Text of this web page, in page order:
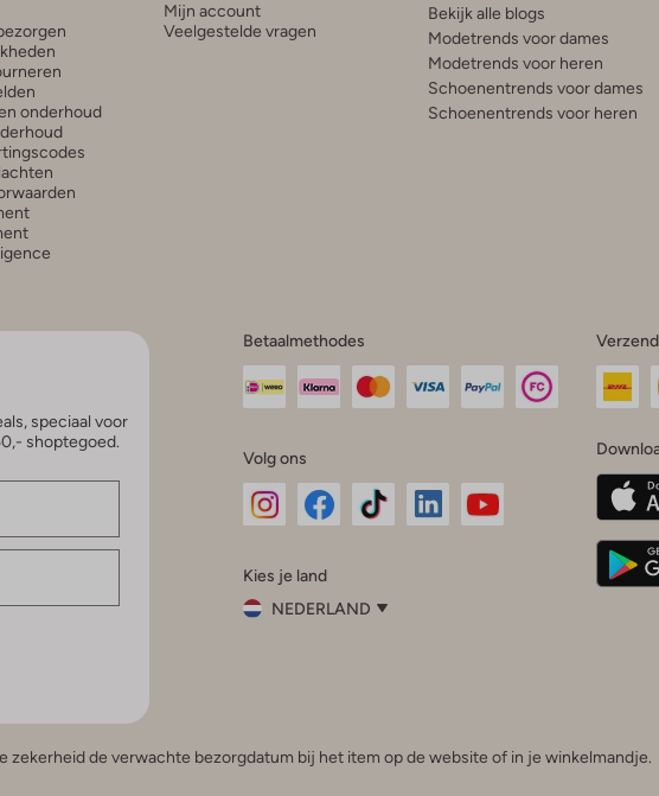
onderhoud
Mijn account
Veelgestelde vragen
Bekijk alle blogs
Modetrends voor dames
Modetrends voor heren
Schoenentrends voor dames
Schoenentrends voor heren
speciaal voor
shoptegoed.
Betaalmethodes
Volg ons
InstagramFacebook
Kies je land
NEDERLAND
België (Nederlands)
zekerheid de verwachte bezorgdatum bij het item op de website of in je winkelmandje.